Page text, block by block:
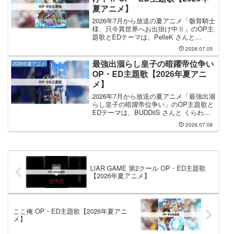
夏アニメ】
2026年7月から放送の夏アニメ「骸骨騎士
様、只今異世界へお出掛け中Ⅱ」のOP主
題歌とEDテーマは、PelleK さんと
DIALOGUE+ さんが担当します。OP主題
歌の担当はPelleKさんで、曲名は「浪漫
街道、お散歩中」です。EDテー...
2026.07.05
2026年夏アニメ
最強出涸らし皇子の暗躍帝位争い
OP・ED主題歌【2026年夏アニ
メ】
2026年7月から放送の夏アニメ「最強出涸
らし皇子の暗躍帝位争い」のOP主題歌と
EDテーマは、BUDDiiS さんと くらわん
さんが担当します。OP主題歌は BUDDiiS
さんが担当し、OP主題歌のタイトルは
2026.07.08
LIAR GAME 第2クール OP・ED主題歌
【2026年夏アニメ】
ここ俺 OP・ED主題歌【2026年夏アニ
メ】